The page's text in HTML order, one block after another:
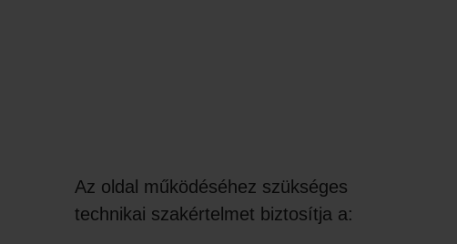
Az oldal működéséhez szükséges
technikai szakértelmet biztosítja a: